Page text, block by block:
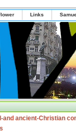
Links
and ancient-Christian